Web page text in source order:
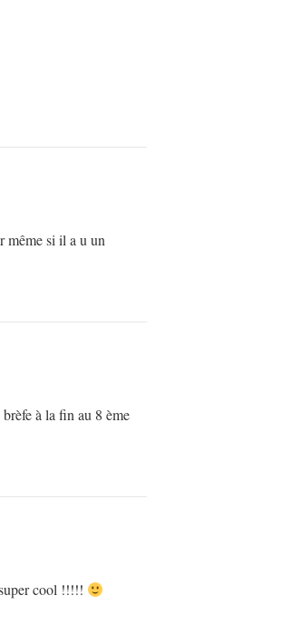
même si il a u un
à la fin au 8 ème
cool !!!!!